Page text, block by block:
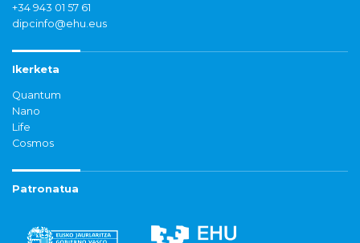
+34 943 01 57 61
dipcinfo@ehu.eus
Ikerketa
Quantum
Nano
Life
Cosmos
Patronatua